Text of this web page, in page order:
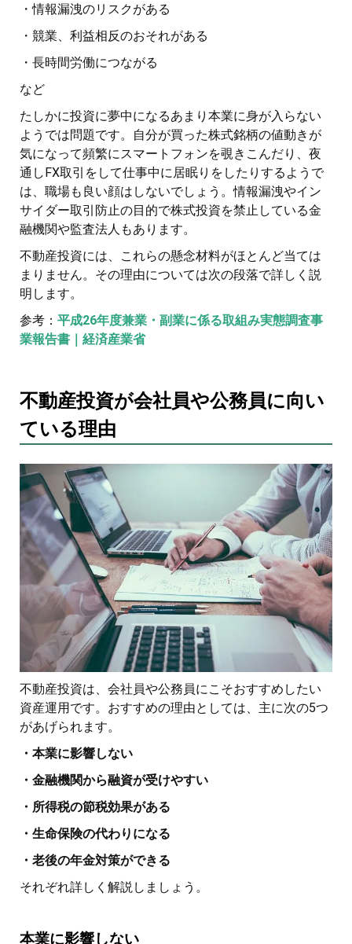
・情報漏洩のリスクがある
・競業、利益相反のおそれがある
・長時間労働につながる
など
たしかに投資に夢中になるあまり本業に身が入らない
ようでは問題です。自分が買った株式銘柄の値動きが
気になって頻繁にスマートフォンを覗きこんだり、夜
通しFX取引をして仕事中に居眠りをしたりするようで
は、職場も良い顔はしないでしょう。情報漏洩やイン
サイダー取引防止の目的で株式投資を禁止している金
融機関や監査法人もあります。
不動産投資には、これらの懸念材料がほとんど当ては
まりません。その理由については次の段落で詳しく説
明します。
参考： 平成26年度兼業・副業に係る取組み実態調査事
業報告書｜経済産業省
不動産投資が会社員や公務員に向い
ている理由
不動産投資は、会社員や公務員にこそおすすめしたい
資産運用です。おすすめの理由としては、主に次の5つ
があげられます。
・本業に影響しない
・金融機関から融資が受けやすい
・所得税の節税効果がある
・生命保険の代わりになる
・老後の年金対策ができる
それぞれ詳しく解説しましょう。
本業に影響しない